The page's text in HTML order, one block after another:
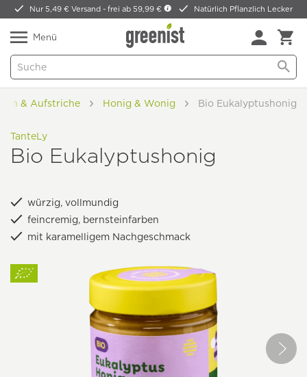
Nur 5,49 € Versand -frei ab 59,99 € Natürlich Pflanzlich Lecker
Menü
& Aufstriche Honig & Wonig Bio Eukalyptushonig
TanteLy
Bio Eukalyptushonig
würzig, vollmundig
feincremig, bernsteinfarben
mit karamelligem Nachgeschmack